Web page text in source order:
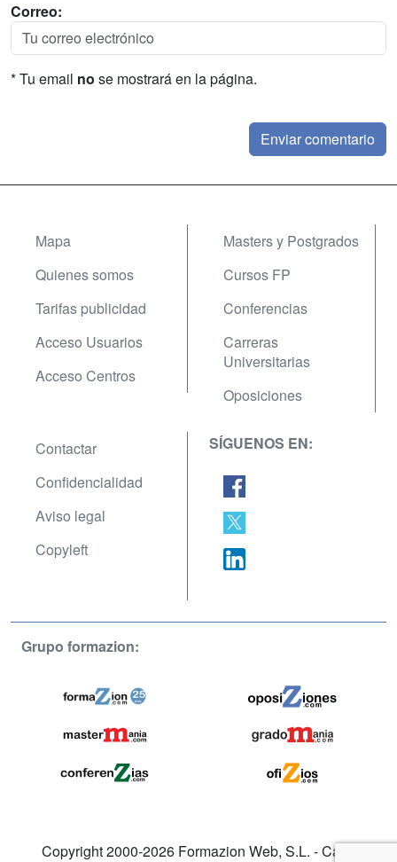
Correo:
* Tu email no se mostrará en la página.
Mapa
Quienes somos
Tarifas publicidad
Acceso Usuarios
Acceso Centros
Masters y Postgrados
Cursos FP
Conferencias
Carreras
Universitarias
Oposiciones
Contactar
Confidencialidad
Aviso legal
Copyleft
SÍGUENOS EN:
Grupo formazion:
Copyright 2000-2026 Formazion Web, S.L. - Calle